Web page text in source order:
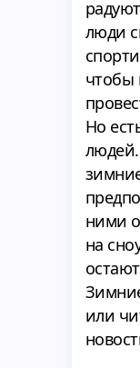
люди
чтобы
Но
ними
на
или